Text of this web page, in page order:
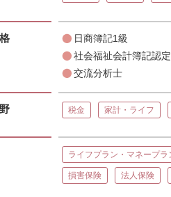
日商簿記1級
社会福祉会計簿記認
交流分析士
税金 家計・ライフ
ライフプラン・マネープラ
損害保険 法人保険